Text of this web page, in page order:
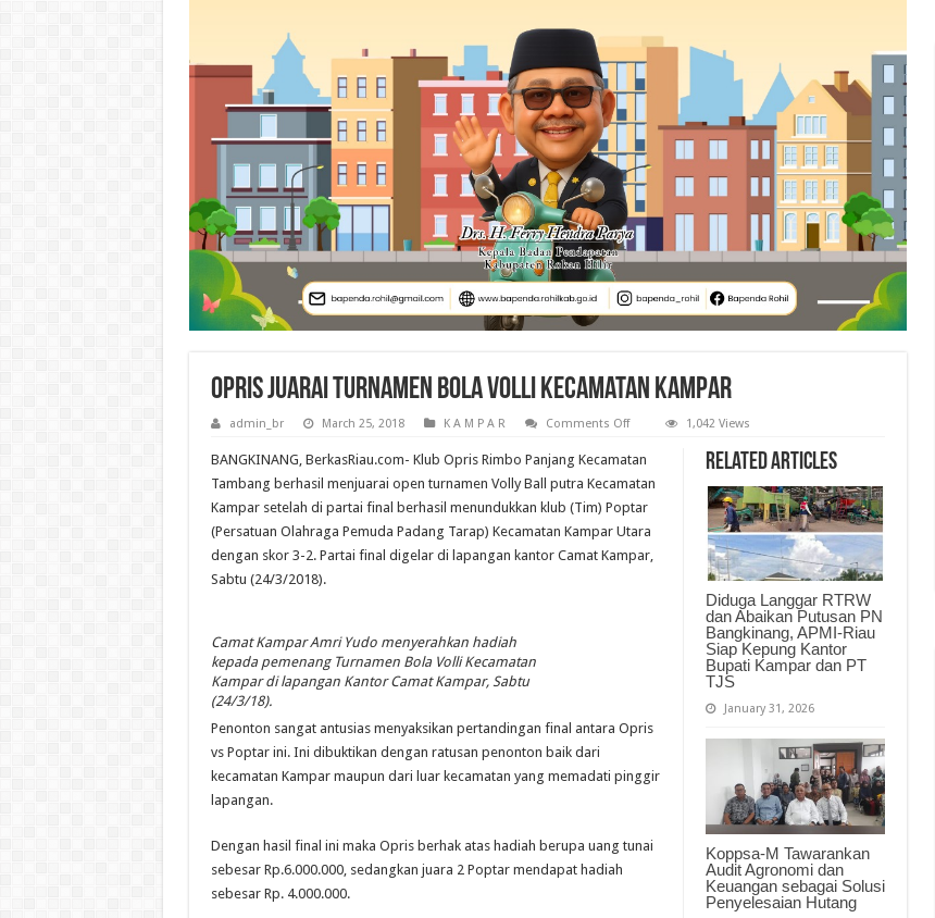
Opris Juarai Turnamen Bola Volli Kecamatan Kampar
admin_br March 25, 2018 K A M P A R Comments Offon
Turnamen
Bola
Volli
Kecamatan
1,042 Views
Related Articles
Diduga Langgar RTRW
dan Abaikan Putusan PN
Bangkinang, APMI-Riau
Siap Kepung Kantor
Bupati Kampar dan PT
TJS
January 31, 2026
Koppsa-M Tawarankan
Audit Agronomi dan
Keuangan sebagai Solusi
Penyelesaian Hutang
BANGKINANG, BerkasRiau.com- Klub Opris Rimbo Panjang Kecamatan
Tambang berhasil menjuarai open turnamen Volly Ball putra Kecamatan
Kampar setelah di partai final berhasil menundukkan klub (Tim) Poptar
(Persatuan Olahraga Pemuda Padang Tarap) Kecamatan Kampar Utara
dengan skor 3-2. Partai final digelar di lapangan kantor Camat Kampar,
Sabtu (24/3/2018).
Camat Kampar Amri Yudo menyerahkan hadiah
kepada pemenang Turnamen Bola Volli Kecamatan
Kampar di lapangan Kantor Camat Kampar, Sabtu
(24/3/18).
Penonton sangat antusias menyaksikan pertandingan final antara Opris
vs Poptar ini. Ini dibuktikan dengan ratusan penonton baik dari
kecamatan Kampar maupun dari luar kecamatan yang memadati pinggir
lapangan.
Dengan hasil final ini maka Opris berhak atas hadiah berupa uang tunai
sebesar Rp.6.000.000, sedangkan juara 2 Poptar mendapat hadiah
sebesar Rp. 4.000.000.